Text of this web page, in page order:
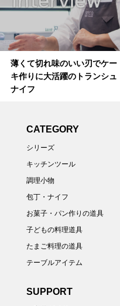
薄くて切れ味のいい刃でケー
キ作りに大活躍のトランシュ
ナイフ
CATEGORY
シリーズ
キッチンツール
調理小物
包丁・ナイフ
お菓子・パン作りの道具
子どもの料理道具
たまご料理の道具
テーブルアイテム
SUPPORT